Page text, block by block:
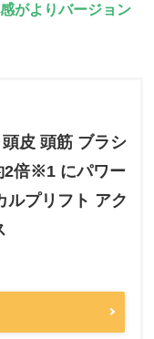
がよりバージョン
皮 頭筋 ブラシ
2倍※1 にパワー
ルプリフト アク